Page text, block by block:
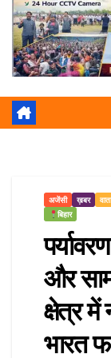
अजेंसी ख़बर
बिहार
और
क्षेत्र में
भारत
pa
m
e